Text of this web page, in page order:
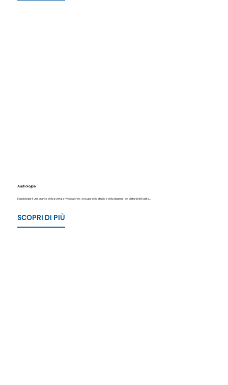
Audiologia
L'audiologia è una branca della scienza medica che si occupa dello studio e della diagnosi dei disturbi dell'udito...
SCOPRI DI PIÙ